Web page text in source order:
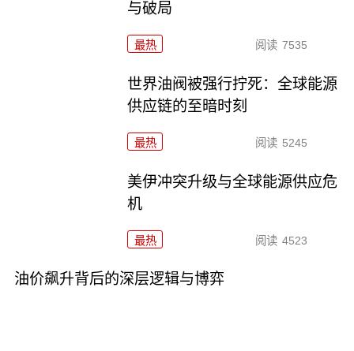
与破局
最热 阅读 7535
世界油阀被强行拧死：全球能源
供应链的至暗时刻
最热 阅读 5245
美伊冲突升级与全球能源供应危
机
最热 阅读 4523
油价飙升背后的深层逻辑与博弈